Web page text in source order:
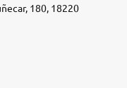
180, 18220